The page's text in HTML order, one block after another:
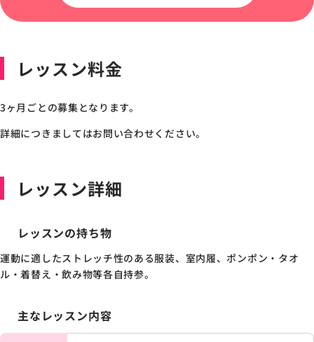
レッスン料金
3ヶ月ごとの募集となります。
詳細につきましてはお問い合わせください。
レッスン詳細
レッスンの持ち物
運動に適したストレッチ性のある服装、室内履、ポンポン・タオ
ル・着替え・飲み物等各自持参。
主なレッスン内容